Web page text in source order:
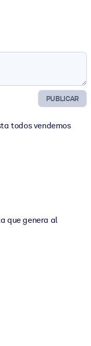
PUBLICAR
todos vendemos
que genera al